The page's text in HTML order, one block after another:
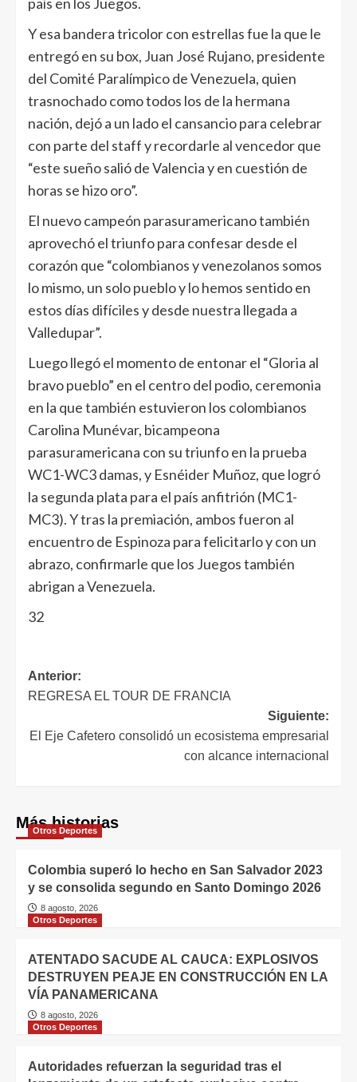
Y esa bandera tricolor con estrellas fue la que le
entregó en su box, Juan José Rujano, presidente
del Comité Paralímpico de Venezuela, quien
trasnochado como todos los de la hermana
nación, dejó a un lado el cansancio para celebrar
con parte del staff y recordarle al vencedor que
“este sueño salió de Valencia y en cuestión de
horas se hizo oro”.
El nuevo campeón parasuramericano también
aprovechó el triunfo para confesar desde el
corazón que “colombianos y venezolanos somos
lo mismo, un solo pueblo y lo hemos sentido en
estos días difíciles y desde nuestra llegada a
Valledupar”.
Luego llegó el momento de entonar el “Gloria al
bravo pueblo” en el centro del podio, ceremonia
en la que también estuvieron los colombianos
Carolina Munévar, bicampeona
parasuramericana con su triunfo en la prueba
WC1-WC3 damas, y Esnéider Muñoz, que logró
la segunda plata para el país anfitrión (MC1-
MC3). Y tras la premiación, ambos fueron al
encuentro de Espinoza para felicitarlo y con un
abrazo, confirmarle que los Juegos también
abrigan a Venezuela.
32
Anterior:
REGRESA EL TOUR DE FRANCIA
Siguiente:
El Eje Cafetero consolidó un ecosistema empresarial
con alcance internacional
Más historias
Otros Deportes
Colombia superó lo hecho en San Salvador 2023
y se consolida segundo en Santo Domingo 2026
8 agosto, 2026
Otros Deportes
ATENTADO SACUDE AL CAUCA: EXPLOSIVOS
DESTRUYEN PEAJE EN CONSTRUCCIÓN EN LA
VÍA PANAMERICANA
8 agosto, 2026
Otros Deportes
Autoridades refuerzan la seguridad tras el